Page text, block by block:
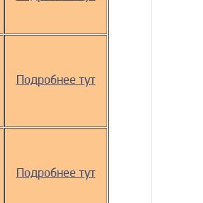
Подробнее тут
Подробнее тут